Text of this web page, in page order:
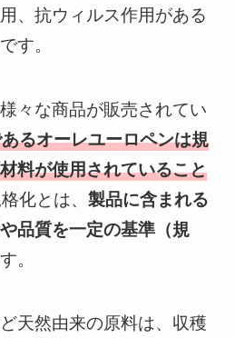
、抗ウィルス作用がある
す。
々な商品が販売されてい
るオーレユーロペンは規
料が使用されていること
化とは、 製品に含まれる
品質を一定の基準（規
。
天然由来の原料は、収穫